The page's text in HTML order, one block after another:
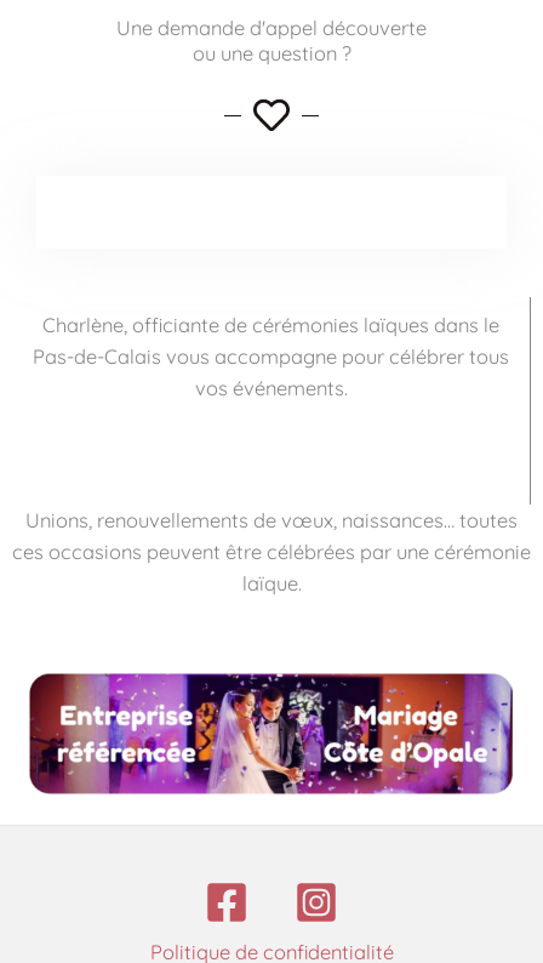
Une demande d'appel découverte
ou une question ?
Charlène, officiante de cérémonies laïques dans le
Pas-de-Calais vous accompagne pour célébrer tous
vos événements.
Unions, renouvellements de vœux, naissances… toutes
ces occasions peuvent être célébrées par une cérémonie
laïque.
Politique de confidentialité